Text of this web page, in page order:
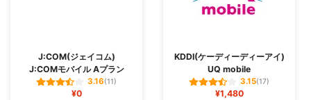
J:COM(ジェイコム)
J:COMモバイル Aプラン
3.16(11)
¥0
KDDI(ケーディーディーアイ)
UQ mobile
3.15(17)
¥1,480